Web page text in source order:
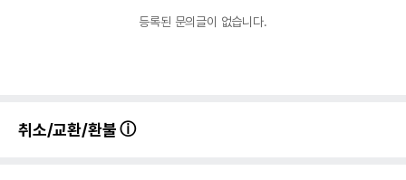
등록된 문의글이 없습니다.
취소/교환/환불